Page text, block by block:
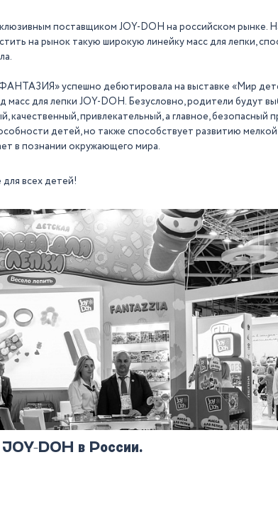
поставщиком JOY-DOH на российском рынке.
на рынок такую широкую линейку масс для лепки,
успешно дебютировала на выставке «Мир
для лепки JOY-DOH. Безусловно, родители будут
качественный, привлекательный, а главное, безопасный
детей, но также способствует развитию
в познании окружающего мира.
всех детей!
DOH в России.